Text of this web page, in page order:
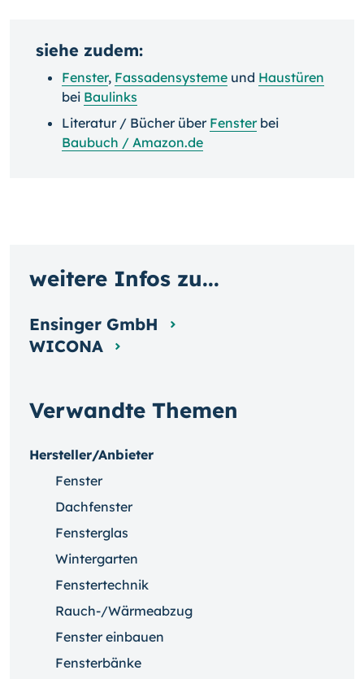
siehe zudem:
Fenster, Fassadensysteme und Haustüren
bei Baulinks
Literatur / Bücher über Fensterbei
Baubuch / Amazon.de
Verwandte Themen
Hersteller/Anbieter
Fenster
Dachfenster
Fensterglas
Wintergarten
Fenstertechnik
Rauch-/Wärmeabzug
Fenster einbauen
Fensterbänke
weitere Infos zu...
Ensinger GmbH
WICONA